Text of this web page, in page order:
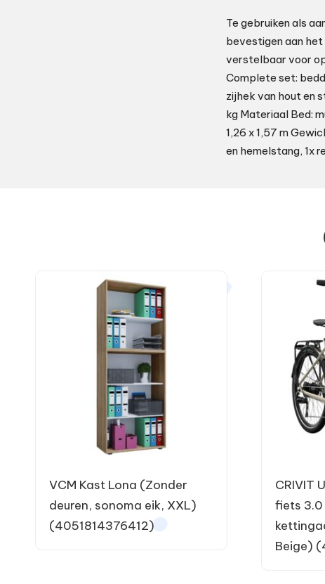
Te gebruiken als
bevestigen aan
verstelbaar voor
Complete set:
zijhek van hout en
kg Materiaal Bed:
1,26 x 1,57 m
en hemelstang, 1x
VCM Kast Lona (Zonder
deuren, sonoma eik, XXL)
(4051814376412)
CRIVIT
fiets 3.0
Beige)